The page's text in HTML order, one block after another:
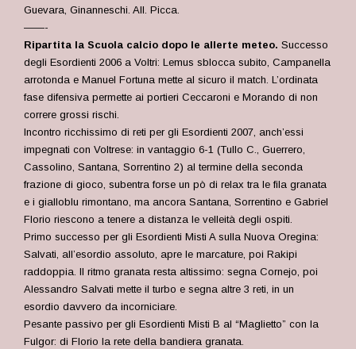
Guevara, Ginanneschi. All. Picca.
——-
Ripartita la Scuola calcio dopo le allerte meteo. Successo
degli Esordienti 2006 a Voltri: Lemus sblocca subito, Campanella
arrotonda e Manuel Fortuna mette al sicuro il match. L’ordinata
fase difensiva permette ai portieri Ceccaroni e Morando di non
correre grossi rischi.
Incontro ricchissimo di reti per gli Esordienti 2007, anch’essi
impegnati con Voltrese: in vantaggio 6-1 (Tullo C., Guerrero,
Cassolino, Santana, Sorrentino 2) al termine della seconda
frazione di gioco, subentra forse un pò di relax tra le fila granata
e i gialloblu rimontano, ma ancora Santana, Sorrentino e Gabriel
Florio riescono a tenere a distanza le velleità degli ospiti.
Primo successo per gli Esordienti Misti A sulla Nuova Oregina:
Salvati, all’esordio assoluto, apre le marcature, poi Rakipi
raddoppia. Il ritmo granata resta altissimo: segna Cornejo, poi
Alessandro Salvati mette il turbo e segna altre 3 reti, in un
esordio davvero da incorniciare.
Pesante passivo per gli Esordienti Misti B al “Maglietto” con la
Fulgor: di Florio la rete della bandiera granata.